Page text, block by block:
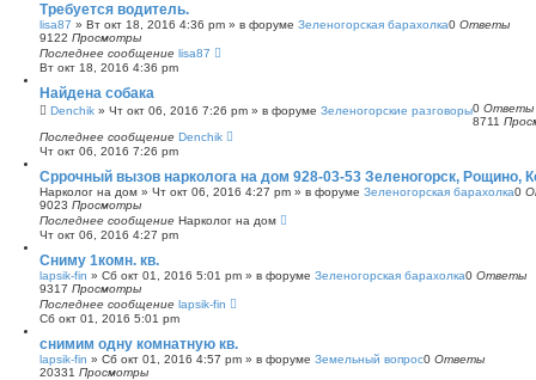
Требуется водитель.
lisa87 » Вт окт 18, 2016 4:36 pm » в форуме Зеленогорская барахолка0 Ответы
9122 Просмотры
Последнее сообщение lisa87
Вт окт 18, 2016 4:36 pm
Найдена собака
Denchik » Чт окт 06, 2016 7:26 pm » в форуме Зеленогорские разговоры0 Ответы
8711
Последнее сообщение Denchik
Чт окт 06, 2016 7:26 pm
Сррочный вызов нарколога на дом 928-03-53 Зеленогорск, Рощино,
Нарколог на дом » Чт окт 06, 2016 4:27 pm » в форуме Зеленогорская барахолка0
9023 Просмотры
Последнее сообщение Нарколог на дом
Чт окт 06, 2016 4:27 pm
Сниму 1комн. кв.
lapsik-fin » Сб окт 01, 2016 5:01 pm » в форуме Зеленогорская барахолка0 Ответы
9317 Просмотры
Последнее сообщение lapsik-fin
Сб окт 01, 2016 5:01 pm
снимим одну комнатную кв.
lapsik-fin » Сб окт 01, 2016 4:57 pm » в форуме Земельный вопрос0 Ответы
20331 Просмотры